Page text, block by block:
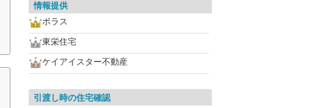
情報提供
ポラス
東栄住宅
ケイアイスター不動産
引渡し時の住宅確認